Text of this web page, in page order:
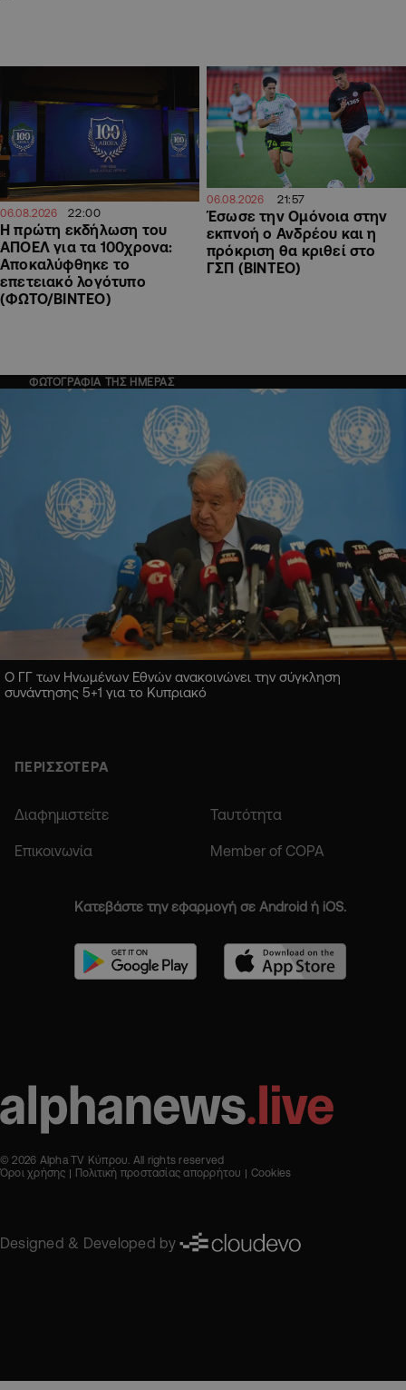
06.08.2026 22:00
Η πρώτη εκδήλωση του
ΑΠΟΕΛ για τα 100χρονα:
Αποκαλύφθηκε το
επετειακό λογότυπο
(ΦΩΤΟ/ΒΙΝΤΕΟ)
06.08.2026 21:57
Έσωσε την Ομόνοια στην
εκπνοή ο Ανδρέου και η
πρόκριση θα κριθεί στο
ΓΣΠ (ΒΙΝΤΕΟ)
ΦΩΤΟΓΡΑΦΙΑ ΤΗΣ ΗΜΕΡΑΣ
Ο ΓΓ των Ηνωμένων Εθνών ανακοινώνει την σύγκληση
συνάντησης 5+1 για το Κυπριακό
ΠΕΡΙΣΣΟΤΕΡΑ
Διαφημιστείτε Ταυτότητα
Επικοινωνία Member of COPA
Κατεβάστε την εφαρμογή σε Android ή iOS.
© 2026 Alpha TV Κύπρου. All rights reserved
Όροι χρήσης
Πολιτική προστασίας απορρήτου Cookies
Designed & Developed by